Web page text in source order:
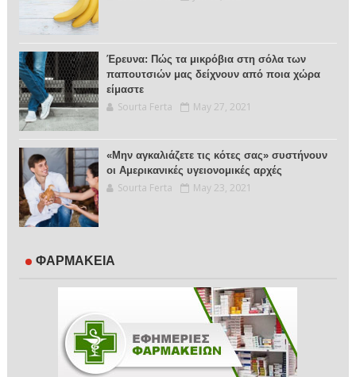
Έρευνα: Πώς τα μικρόβια στη σόλα των
παπουτσιών μας δείχνουν από ποια χώρα
είμαστε
Sourta Ferta May 27, 2021
«Μην αγκαλιάζετε τις κότες σας» συστήνουν
οι Αμερικανικές υγειονομικές αρχές
Sourta Ferta May 23, 2021
ΦΑΡΜΑΚΕΙΑ